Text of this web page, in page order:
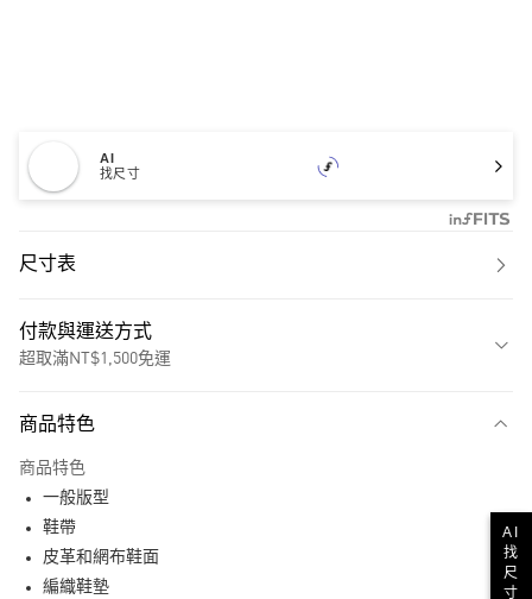
AI
找尺寸
尺寸表
付款與運送方式
超取滿NT$1,500免運
LINE Pay
商品特色
商品特色
一般版型
鞋帶
皮革和網布鞋面
編織鞋墊
AI
找
尺
寸